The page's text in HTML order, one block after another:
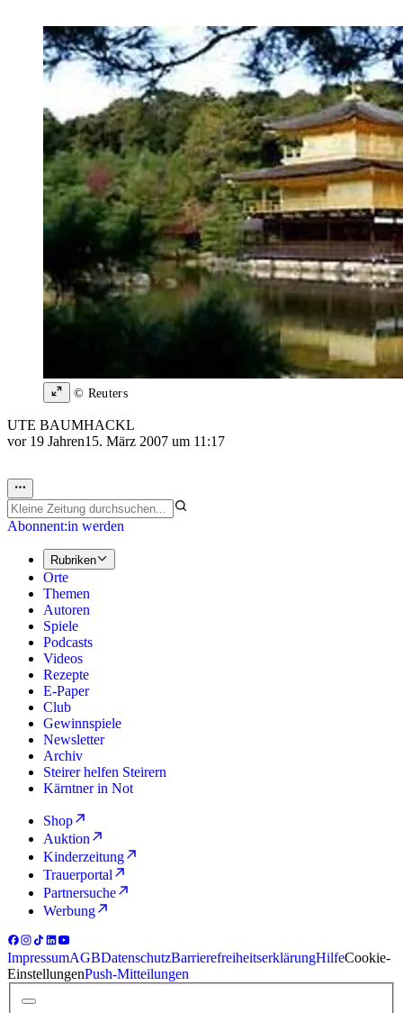
© Reuters
UTE BAUMHACKL
vor 19 Jahren15. März 2007 um 11:17
Abonnent:in werden
Rubriken
Orte
Themen
Autoren
Spiele
Podcasts
Videos
Rezepte
E-Paper
Club
Gewinnspiele
Newsletter
Archiv
Steirer helfen Steirern
Kärntner in Not
Shop
Auktion
Kinderzeitung
Trauerportal
Partnersuche
Werbung
ImpressumAGBDatenschutzBarrierefreiheitserklärungHilfeCookie-
EinstellungenPush-Mitteilungen